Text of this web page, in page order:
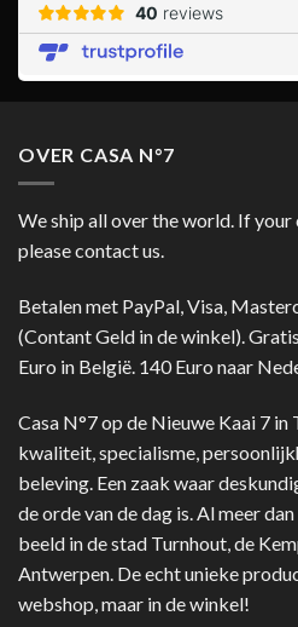
OVER CASA N°7
We ship all over the world. If
please contact us.
Betalen met PayPal, Visa,
(Contant Geld in de winkel).
Euro in België. 140 Euro naar
Casa N°7 op de Nieuwe Kaai 7
kwaliteit, specialisme,
beleving. Een zaak waar
de orde van de dag is. Al meer
beeld in de stad Turnhout, de
Antwerpen. De echt unieke
webshop, maar in de winkel!